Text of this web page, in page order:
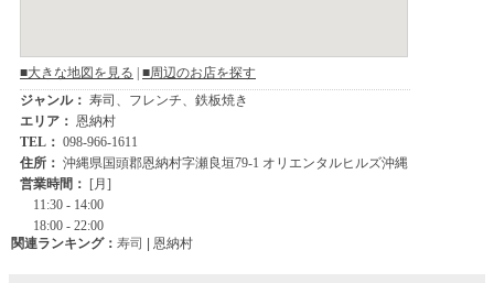
関連ランキング： 寿司 | 恩納村